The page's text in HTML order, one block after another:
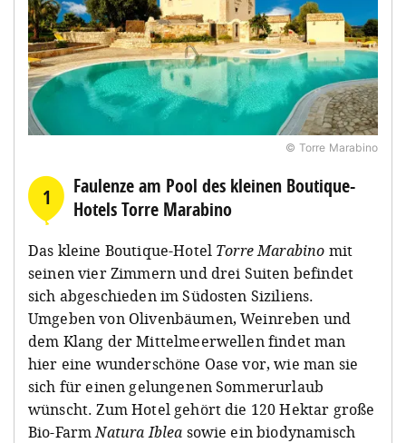
© Torre Marabino
1
Faulenze am Pool des kleinen Boutique-
Hotels Torre Marabino
Das kleine Boutique-Hotel Torre Marabino mit
seinen vier Zimmern und drei Suiten befindet
sich abgeschieden im Südosten Siziliens.
Umgeben von Olivenbäumen, Weinreben und
dem Klang der Mittelmeerwellen findet man
hier eine wunderschöne Oase vor, wie man sie
sich für einen gelungenen Sommerurlaub
wünscht. Zum Hotel gehört die 120 Hektar große
Bio-FarmNatura Iblea sowie ein biodynamisch